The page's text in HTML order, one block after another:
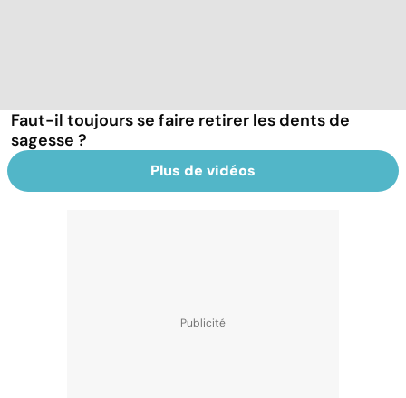
Faut-il toujours se faire retirer les dents de
sagesse ?
Plus de vidéos